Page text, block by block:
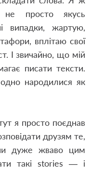
не просто якусь
випадки, жартую,
вплітаю свої
І звичайно, що мій
писати тексти.
народилися як
я просто поєднав
друзям те,
дуже жваво цим
такі stories — і